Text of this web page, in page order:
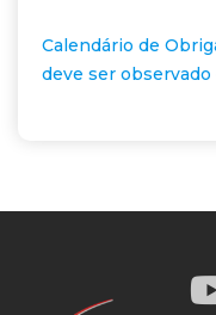
Calendário de
deve ser observado